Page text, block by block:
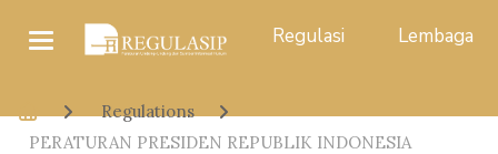
Regulasi Lembaga
Regulations
PERATURAN PRESIDEN REPUBLIK INDONESIA